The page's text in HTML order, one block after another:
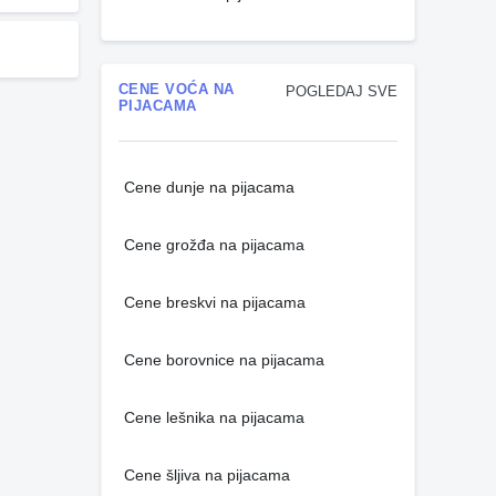
POGLEDAJ SVE
CENE VOĆA NA
PIJACAMA
Cene dunje na pijacama
Cene grožđa na pijacama
Cene breskvi na pijacama
Cene borovnice na pijacama
Cene lešnika na pijacama
Cene šljiva na pijacama